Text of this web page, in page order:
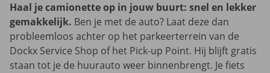
Haal je camionette op in jouw buurt: snel en lekker
gemakkelijk. Ben je met de auto? Laat deze dan
probleemloos achter op het parkeerterrein van de
Dockx Service Shop of het Pick-up Point. Hij blijft gratis
staan tot je de huurauto weer binnenbrengt. Je fiets